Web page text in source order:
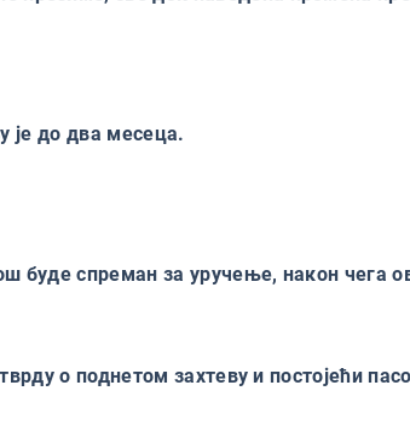
је до два месеца.
буде спреман за уручење, након чега
о поднетом захтеву и постојећи